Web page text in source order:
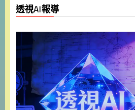
透視AI報導